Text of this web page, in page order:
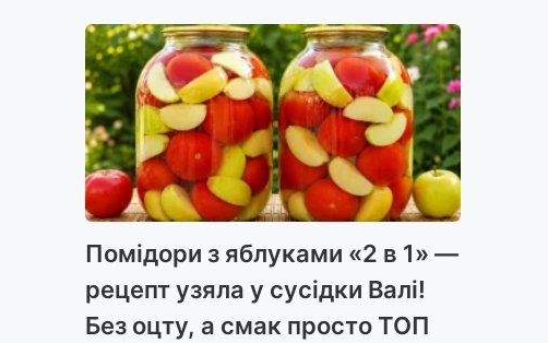
Помідори з яблуками «2 в 1» —
рецепт узяла у сусідки Валі!
Без оцту, а смак просто ТОП